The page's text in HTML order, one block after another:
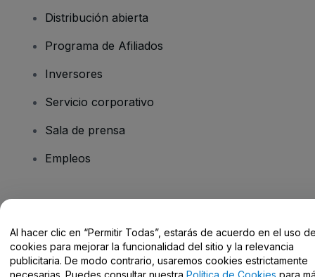
Distribución abierta
Programa de Afiliados
Inversores
Servicio corporativo
Sala de prensa
Empleos
Centro de Ayuda / Contacto
Al hacer clic en “Permitir Todas”, estarás de acuerdo en el uso
cookies para mejorar la funcionalidad del sitio y la relevancia
publicitaria. De modo contrario, usaremos cookies estrictamente
necesarias. Puedes consultar nuestra Política de Cookies para